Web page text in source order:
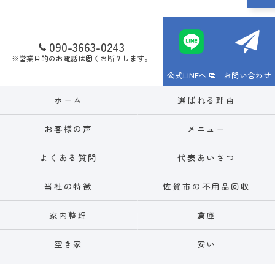
090-3663-0243
※営業目的のお電話は固くお断りします。
公式LINEへ お問い合わせ
ホーム 選ばれる理由
お客様の声 メニュー
よくある質問 代表あいさつ
当社の特徴 佐賀市の不用品回収
家内整理 倉庫
空き家 安い